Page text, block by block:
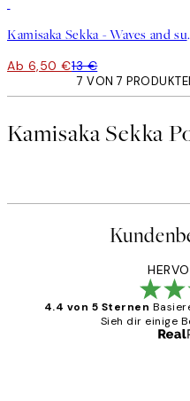
Kamisaka
Ab 6,50 €13 €
7 VON 7
Kamisaka Sekka
4.4 von 5 Sternen
Sieh dir einige